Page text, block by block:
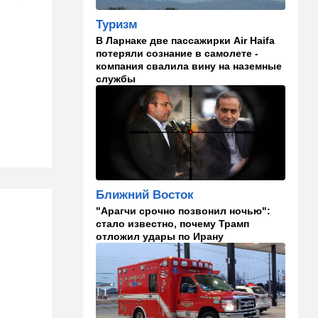
самолета угодил в ШАБАК
21:48 Израиль
"Сумасшедшие рулят
психбольницей": новое
назначение в ООН вызвало
критику
Мнения
О му…ках, шаббате и
конституции…
20:20 Израиль
Маленькая девочка утонула
в Ашкелоне
19:38 Выборы в Израиле
"Голосовать не за кого":
Эрдан и Эдельштейн
создали новую партию
18:42 В мире
Туризм
В Ларнаке две пассажирки Air Haifa
потеряли сознание в самолете -
компания свалила вину на наземные
службы
Ближний Восток
"Арагчи срочно позвонил ночью":
стало известно, почему Трамп
отложил удары по Ирану